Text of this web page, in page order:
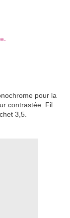
.
pour la
contrastée. Fil
3,5.